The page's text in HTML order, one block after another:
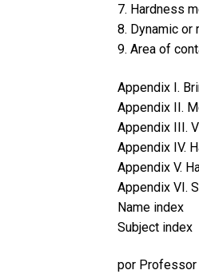
7. Hardness
8. Dynamic or
9. Area of
Appendix I.
Appendix II.
Appendix III.
Appendix IV.
Appendix V.
Appendix VI.
Name index
Subject index
por